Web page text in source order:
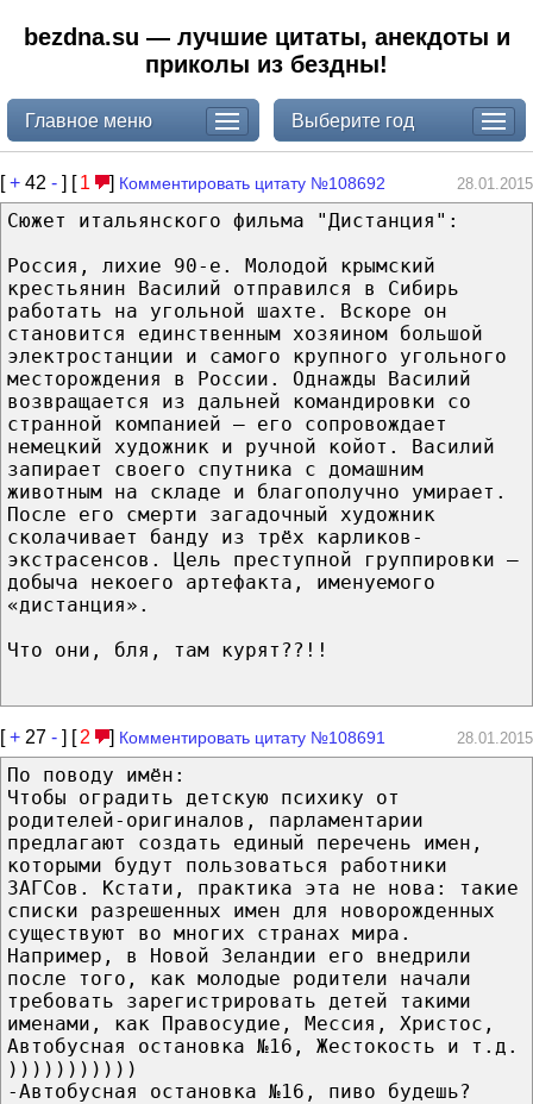
bezdna.su — лучшие цитаты, анекдоты и
приколы из бездны!
Главное меню Выберите год
[+ 42 - ] [ 1 ] Комментировать цитату №108692 28.01.2015
Сюжет итальянского фильма "Дистанция":
Россия, лихие 90-е. Молодой крымский
крестьянин Василий отправился в Сибирь
работать на угольной шахте. Вскоре он
становится единственным хозяином большой
электростанции и самого крупного угольного
месторождения в России. Однажды Василий
возвращается из дальней командировки со
странной компанией — его сопровождает
немецкий художник и ручной койот. Василий
запирает своего спутника с домашним
животным на складе и благополучно умирает.
После его смерти загадочный художник
сколачивает банду из трёх карликов-
экстрасенсов. Цель преступной группировки —
добыча некоего артефакта, именуемого
«дистанция».
Что они, бля, там курят??!!
[+ 27 - ] [ 2 ] Комментировать цитату №108691 28.01.2015
По поводу имён:
Чтобы оградить детскую психику от
родителей-оригиналов, парламентарии
предлагают создать единый перечень имен,
которыми будут пользоваться работники
ЗАГСов. Кстати, практика эта не нова: такие
списки разрешенных имен для новорожденных
существуют во многих странах мира.
Например, в Новой Зеландии его внедрили
после того, как молодые родители начали
требовать зарегистрировать детей такими
именами, как Правосудие, Мессия, Христос,
Автобусная остановка №16, Жестокость и т.д.
)))))))))))
-Автобусная остановка №16, пиво будешь?